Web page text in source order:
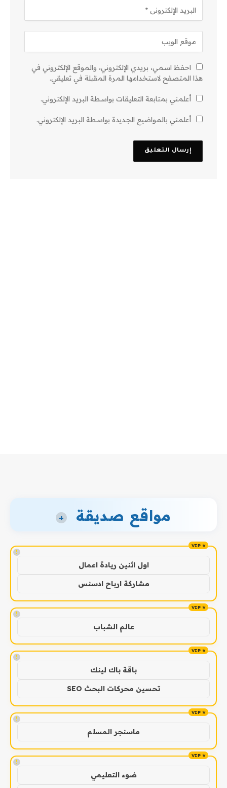
احفظ اسمي، بريدي الإلكتروني، والموقع الإلكتروني في
هذا المتصفح لاستخدامها المرة المقبلة في تعليقي.
أعلمني بمتابعة التعليقات بواسطة البريد الإلكتروني.
أعلمني بالمواضيع الجديدة بواسطة البريد الإلكتروني.
مواقع صديقة +
!
اول اثنين ريادة اعمال
مشاركة ارباح ادسنس
!
عالم الشباب
!
باقة باك لينك
تحسين محركات البحث SEO
!
ماسنجر المسلم
!
ضوء التعليمي